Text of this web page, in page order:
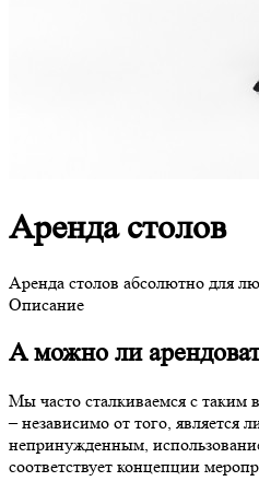
Аренда столов
Аренда столов абсолютно для
Описание
А можно ли
Мы часто сталкиваемся с таким
– независимо от того, является
непринужденным,
соответствует концепции